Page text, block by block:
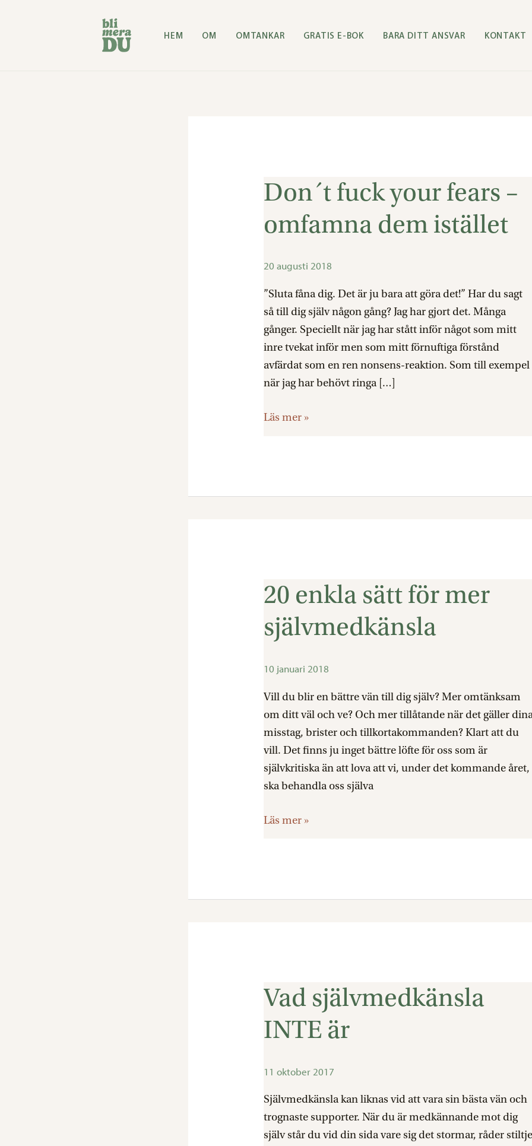
HEM OM OMTANKAR GRATIS E-BOK BARA DITT ANSVAR KONTAKT
Don´t fuck your fears –
omfamna dem istället
20 augusti 2018
”Sluta fåna dig. Det är ju bara att göra det!” Har du sagt
så till dig själv någon gång? Jag har gjort det. Många
gånger. Speciellt när jag har stått inför något som mitt
inre tvekat inför men som mitt förnuftiga förstånd
avfärdat som en ren nonsens-reaktion. Som till exempel
när jag har behövt ringa […]
Don
´t
fuck
–
omfamna
dem
istället
Läs mer »
20 enkla sätt för mer
självmedkänsla
10 januari 2018
Vill du blir en bättre vän till dig själv? Mer omtänksam
om ditt väl och ve? Och mer tillåtande när det gäller
misstag, brister och tillkortakommanden? Klart att du
vill. Det finns ju inget bättre löfte för oss som är
självkritiska än att lova att vi, under det kommande året,
ska behandla oss själva
20
enkla
sätt
för
självmedkänsla
Läs mer »
Vad självmedkänsla
INTE är
11 oktober 2017
Självmedkänsla kan liknas vid att vara sin bästa vän och
trognaste supporter. När du är medkännande mot dig
själv står du vid din sida vare sig det stormar, råder stiltje
Vad
självmedkänsla
INTE